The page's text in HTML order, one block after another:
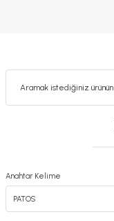
Anahtar Kelime